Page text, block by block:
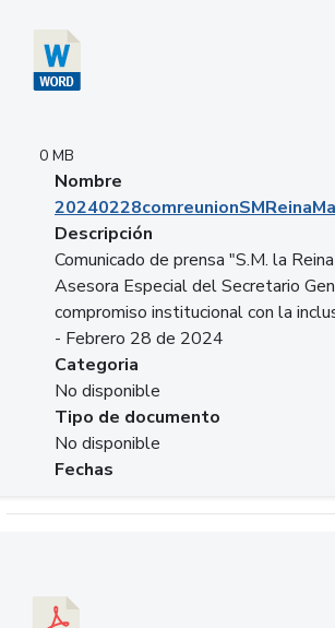
0 MB
Nombre
Descripción
Comunicado de prensa "S.M. la
Asesora Especial del Secretario
compromiso institucional con la
- Febrero 28 de 2024
Categoria
No disponible
Tipo de documento
No disponible
Fechas